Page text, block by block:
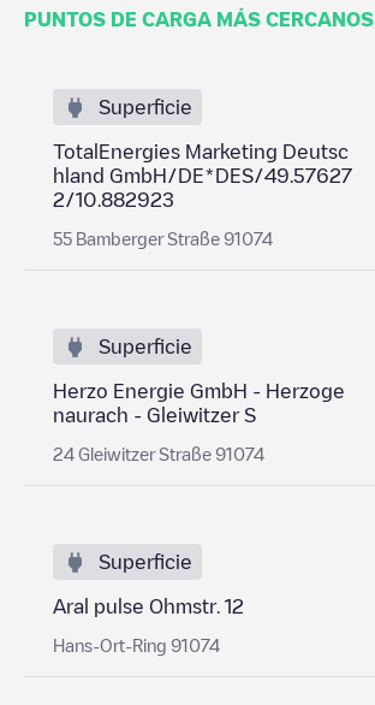
PUNTOS DE CARGA MÁS CERCANOS
Superficie
TotalEnergies Marketing Deutsc
hland GmbH/DE*DES/49.57627
2/10.882923
55 Bamberger Straße 91074
Superficie
Herzo Energie GmbH - Herzoge
naurach - Gleiwitzer S
24 Gleiwitzer Straße 91074
Superficie
Aral pulse Ohmstr. 12
Hans-Ort-Ring 91074